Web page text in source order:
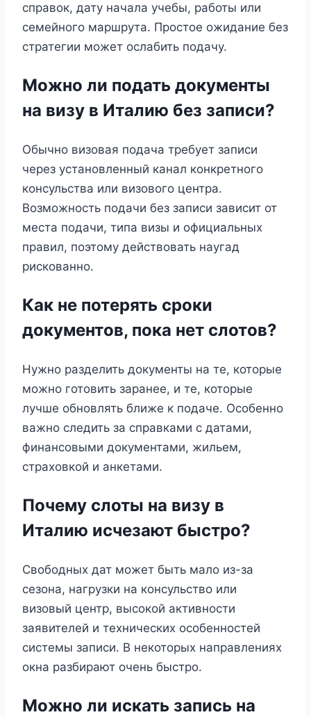
справок, дату начала учебы, работы или
семейного маршрута. Простое ожидание без
стратегии может ослабить подачу.
Можно ли подать документы
на визу в Италию без записи?
Обычно визовая подача требует записи
через установленный канал конкретного
консульства или визового центра.
Возможность подачи без записи зависит от
места подачи, типа визы и официальных
правил, поэтому действовать наугад
рискованно.
Как не потерять сроки
документов, пока нет слотов?
Нужно разделить документы на те, которые
можно готовить заранее, и те, которые
лучше обновлять ближе к подаче. Особенно
важно следить за справками с датами,
финансовыми документами, жильем,
страховкой и анкетами.
Почему слоты на визу в
Италию исчезают быстро?
Свободных дат может быть мало из-за
сезона, нагрузки на консульство или
визовый центр, высокой активности
заявителей и технических особенностей
системы записи. В некоторых направлениях
окна разбирают очень быстро.
Можно ли искать запись на